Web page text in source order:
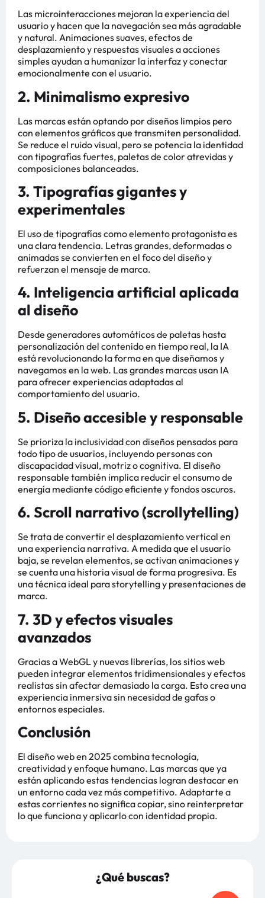
Las microinteracciones mejoran la experiencia del
usuario y hacen que la navegación sea más agradable
y natural. Animaciones suaves, efectos de
desplazamiento y respuestas visuales a acciones
simples ayudan a humanizar la interfaz y conectar
emocionalmente con el usuario.
2. Minimalismo expresivo
Las marcas están optando por diseños limpios pero
con elementos gráficos que transmiten personalidad.
Se reduce el ruido visual, pero se potencia la identidad
con tipografías fuertes, paletas de color atrevidas y
composiciones balanceadas.
3. Tipografías gigantes y
experimentales
El uso de tipografías como elemento protagonista es
una clara tendencia. Letras grandes, deformadas o
animadas se convierten en el foco del diseño y
refuerzan el mensaje de marca.
4. Inteligencia artificial aplicada
al diseño
Desde generadores automáticos de paletas hasta
personalización del contenido en tiempo real, la IA
está revolucionando la forma en que diseñamos y
navegamos en la web. Las grandes marcas usan IA
para ofrecer experiencias adaptadas al
comportamiento del usuario.
5. Diseño accesible y responsable
Se prioriza la inclusividad con diseños pensados para
todo tipo de usuarios, incluyendo personas con
discapacidad visual, motriz o cognitiva. El diseño
responsable también implica reducir el consumo de
energía mediante código eficiente y fondos oscuros.
6. Scroll narrativo (scrollytelling)
Se trata de convertir el desplazamiento vertical en
una experiencia narrativa. A medida que el usuario
baja, se revelan elementos, se activan animaciones y
se cuenta una historia visual de forma progresiva. Es
una técnica ideal para storytelling y presentaciones de
marca.
7. 3D y efectos visuales
avanzados
Gracias a WebGL y nuevas librerías, los sitios web
pueden integrar elementos tridimensionales y efectos
realistas sin afectar demasiado la carga. Esto crea una
experiencia inmersiva sin necesidad de gafas o
entornos especiales.
Conclusión
El diseño web en 2025 combina tecnología,
creatividad y enfoque humano. Las marcas que ya
están aplicando estas tendencias logran destacar en
un entorno cada vez más competitivo. Adaptarte a
estas corrientes no significa copiar, sino reinterpretar
lo que funciona y aplicarlo con identidad propia.
¿Qué buscas?